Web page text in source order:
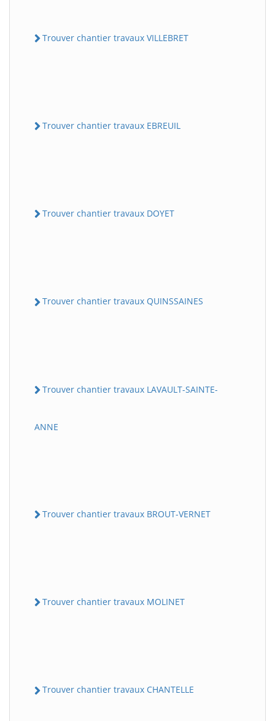
Trouver chantier travaux VILLEBRET
Trouver chantier travaux EBREUIL
Trouver chantier travaux DOYET
Trouver chantier travaux QUINSSAINES
Trouver chantier travaux LAVAULT-SAINTE-
ANNE
Trouver chantier travaux BROUT-VERNET
Trouver chantier travaux MOLINET
Trouver chantier travaux CHANTELLE